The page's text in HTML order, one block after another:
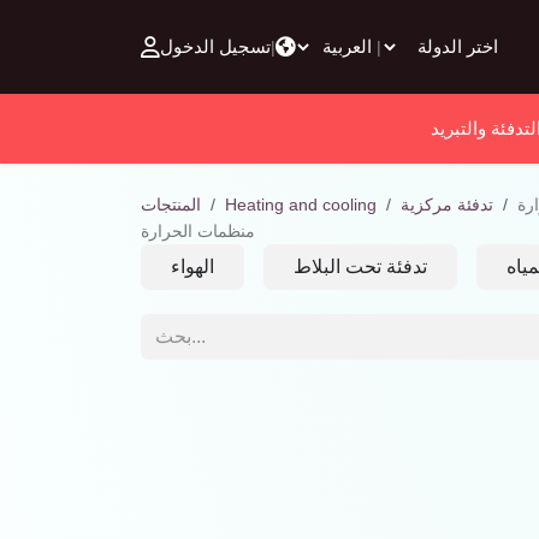
|
|تسجيل الدخول
والتبريد
المنتجات Heating and cooling تدفئة مركزية
منظمات الحرارة
الهواء تدفئة تحت البلاط